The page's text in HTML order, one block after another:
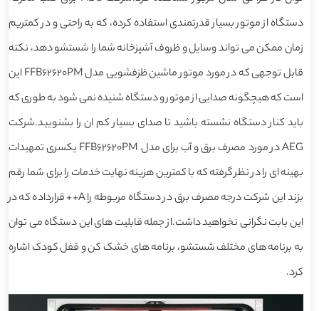
دستگاه از موتور بسیار قدرتمندی استفاده کرده، که به راحتی و در کمتریم
زمان ممکن می تواند وسایل و ظروف آشپزخانه شما را شستشو دهد، نکته
قابل توجهی که در مورد موتور ماشین ظزفشویی مدل FFB62620PM این
است که هیچگونه صدایی از موتور و دستگاه شنیده نمی شود به طوری که
باید کنار دستگاه نشسته باشید تا صدای بسیار کم ان را بشنویید.شرکت
AEG در مورد مصرف برق و آب برای مدل FFB62620PM یکسری تمهیدات
بهینه ای را در نظر گرفته که با کمترین هزینه نهایت خدمات را برای شما رقم
بزند این شرکت درجه مصرف برق در دستگاه مربوطه را A++ قرارداده که در
این بابت نگرانی نخواهید داشت.از جمله قابلیت های این دستگاه می توان
به برنامه های مختلف شستشو، برنامه های خشک کن و قفل کودک اشاره
کرد.